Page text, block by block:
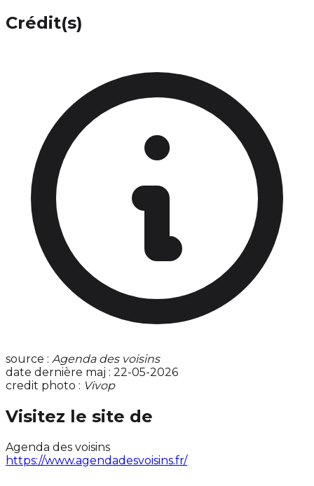
Crédit(s)
source : Agenda des voisins
date dernière maj : 22-05-2026
credit photo : Vivop
Visitez le site de
Agenda des voisins
https://www.agendadesvoisins.fr/